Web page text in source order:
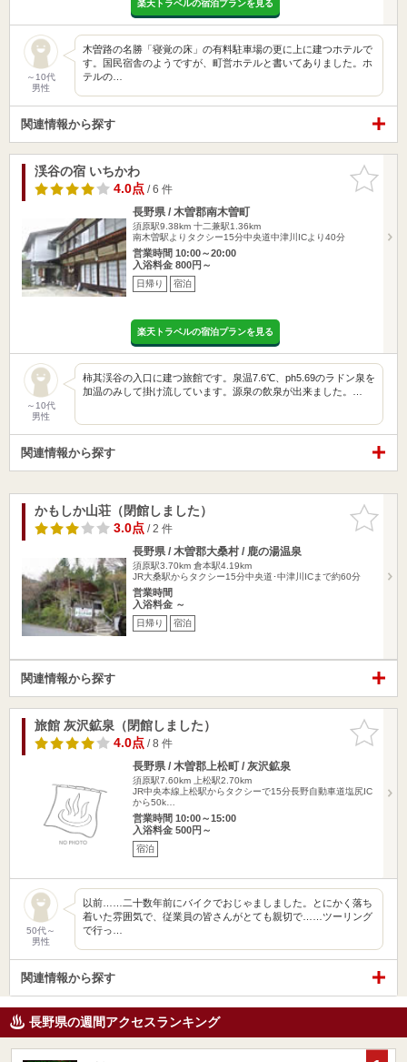
楽天トラベルの宿泊プランを見る
～10代
男性
木曽路の名勝「寝覚の床」の有料駐車場の更に上に建つホテルで
す。国民宿舎のようですが、町営ホテルと書いてありました。ホ
テルの…
関連情報から探す
お気に入
りに追加
渓谷の宿 いちかわ
4.0点/ 6 件
長野県 / 木曽郡南木曽町
須原駅9.38km 十二兼駅1.36km
南木曽駅よりタクシー15分中央道中津川ICより40分
営業時間 10:00～20:00
入浴料金 800円～
日帰り 宿泊
楽天トラベルの宿泊プランを見る
～10代
男性
柿其渓谷の入口に建つ旅館です。泉温7.6℃、ph5.69のラドン泉を
加温のみして掛け流しています。源泉の飲泉が出来ました。…
関連情報から探す
お気に入
りに追加
かもしか山荘（閉館しました）
3.0点/ 2 件
長野県 / 木曽郡大桑村 / 鹿の湯温泉
須原駅3.70km 倉本駅4.19km
JR大桑駅からタクシー15分中央道･中津川ICまで約60分
営業時間
入浴料金 ～
日帰り 宿泊
関連情報から探す
お気に入
りに追加
旅館 灰沢鉱泉（閉館しました）
4.0点/ 8 件
長野県 / 木曽郡上松町 / 灰沢鉱泉
須原駅7.60km
上松駅2.70km
JR中央本線上松駅からタクシーで15分長野自動車道塩尻IC
から50k…
営業時間 10:00～15:00
入浴料金 500円～
宿泊
50代～
男性
以前……二十数年前にバイクでおじゃましました。とにかく落ち
着いた雰囲気で、従業員の皆さんがとても親切で……ツーリング
で行っ…
関連情報から探す
長野県の週間アクセスランキング